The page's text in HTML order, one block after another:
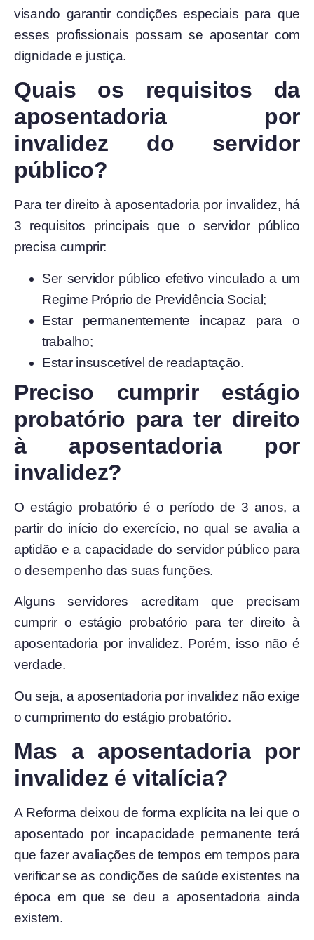
visando garantir condições especiais para que
esses profissionais possam se aposentar com
dignidade e justiça.
Quais os requisitos da
aposentadoria por
invalidez do servidor
público?
Para ter direito à aposentadoria por invalidez, há
3 requisitos principais que o servidor público
precisa cumprir:
Ser servidor público efetivo vinculado a um
Regime Próprio de Previdência Social;
Estar permanentemente incapaz para o
trabalho;
Estar insuscetível de readaptação.
Preciso cumprir estágio
probatório para ter direito
à aposentadoria por
invalidez?
O estágio probatório é o período de 3 anos, a
partir do início do exercício, no qual se avalia a
aptidão e a capacidade do servidor público para
o desempenho das suas funções.
Alguns servidores acreditam que precisam
cumprir o estágio probatório para ter direito à
aposentadoria por invalidez. Porém, isso não é
verdade.
Ou seja, a aposentadoria por invalidez não exige
o cumprimento do estágio probatório.
Mas a aposentadoria por
invalidez é vitalícia?
A Reforma deixou de forma explícita na lei que o
aposentado por incapacidade permanente terá
que fazer avaliações de tempos em tempos para
verificar se as condições de saúde existentes na
época em que se deu a aposentadoria ainda
existem.